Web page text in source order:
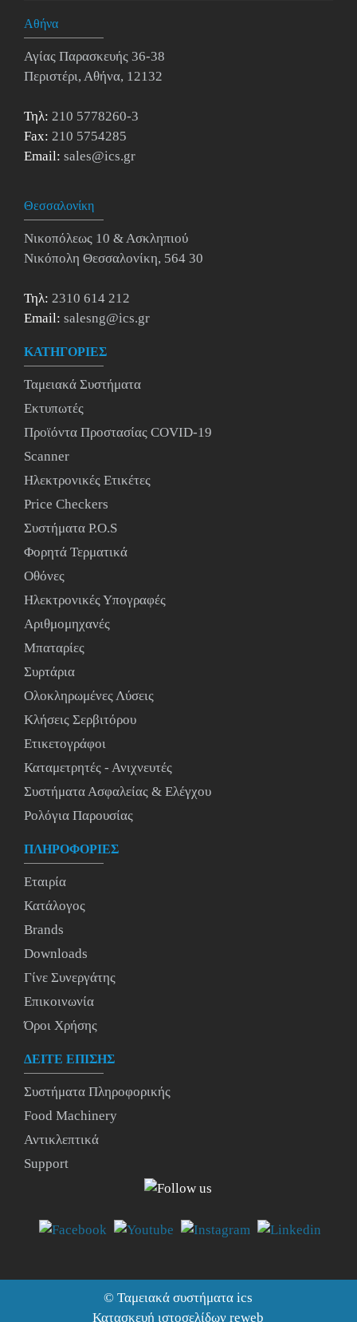
Αθήνα
Αγίας Παρασκευής 36-38
Περιστέρι, Αθήνα, 12132
Τηλ: 210 5778260-3
Fax: 210 5754285
Email: sales@ics.gr
Θεσσαλονίκη
Νικοπόλεως 10 & Ασκληπιού
Νικόπολη Θεσσαλονίκη, 564 30
Τηλ: 2310 614 212
Email: salesng@ics.gr
ΚΑΤΗΓΟΡΙΕΣ
Ταμειακά Συστήματα
Εκτυπωτές
Προϊόντα Προστασίας COVID-19
Scanner
Ηλεκτρονικές Ετικέτες
Price Checkers
Συστήματα P.O.S
Φορητά Τερματικά
Οθόνες
Ηλεκτρονικές Υπογραφές
Αριθμομηχανές
Μπαταρίες
Συρτάρια
Ολοκληρωμένες Λύσεις
Κλήσεις Σερβιτόρου
Ετικετογράφοι
Καταμετρητές - Ανιχνευτές
Συστήματα Ασφαλείας & Ελέγχου
Ρολόγια Παρουσίας
ΠΛΗΡΟΦΟΡΙΕΣ
Εταιρία
Κατάλογος
Brands
Downloads
Γίνε Συνεργάτης
Επικοινωνία
Όροι Χρήσης
ΔΕΙΤΕ ΕΠΙΣΗΣ
Συστήματα Πληροφορικής
Food Machinery
Αντικλεπτικά
Support
©Ταμειακά συστήματα ics
Κατασκευή ιστοσελίδων reweb